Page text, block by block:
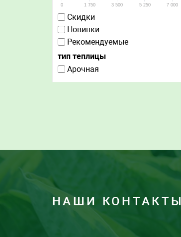
0 1 750 3 500 5 250 7 000
Скидки
Новинки
Рекомендуемые
тип теплицы
Арочная
НАШИ КОНТАКТЫ